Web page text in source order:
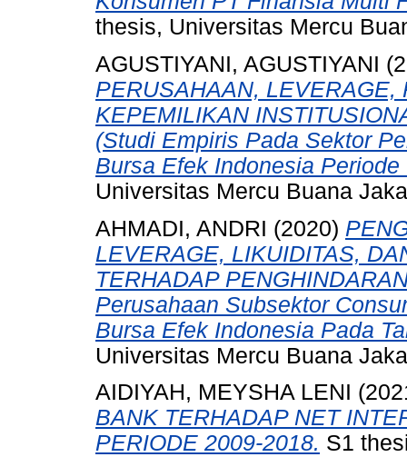
thesis, Universitas Mercu
AGUSTIYANI, AGUSTIYANI
PERUSAHAAN, LEVERAGE,
KEPEMILIKAN
(Studi Empiris Pada Sektor
Bursa Efek Indonesia
Universitas Mercu Buana
AHMADI, ANDRI (2020)
LEVERAGE, LIKUIDITAS,
TERHADAP
Perusahaan Subsektor
Bursa Efek Indonesia Pada
Universitas Mercu Buana
AIDIYAH, MEYSHA LENI
BANK TERHADAP NET
PERIODE 2009-2018. S1